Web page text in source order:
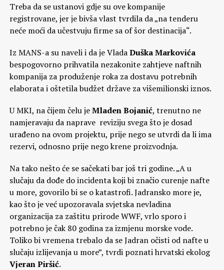
Treba da se ustanovi gdje su ove kompanije
registrovane, jer je bivša vlast tvrdila da „na tenderu
neće moći da učestvuju firme sa of šor destinacija“.
Iz MANS-a su naveli i da je VladaDuška Markovića
bespogovorno prihvatila nezakonite zahtjeve naftnih
kompanija za produženje roka za dostavu potrebnih
elaborata i oštetila budžet države za višemilionski iznos.
U MKI, na čijem čelu jeMladen Bojanić, trenutno ne
namjeravaju da naprave reviziju svega što je dosad
urađeno na ovom projektu, prije nego se utvrdi da li ima
rezervi, odnosno prije nego krene proizvodnja.
Na tako nešto će se sačekati bar još tri godine. „A u
slučaju da dođe do incidenta koji bi značio curenje nafte
u more, govorilo bi se o katastrofi. Jadransko more je,
kao što je već upozoravala svjetska nevladina
organizacija za zaštitu prirode WWF, vrlo sporo i
potrebno je čak 80 godina za izmjenu morske vode.
Toliko bi vremena trebalo da se Jadran očisti od nafte u
slučaju izlijevanja u more”, tvrdi poznati hrvatski ekolog
Vjeran Piršić.